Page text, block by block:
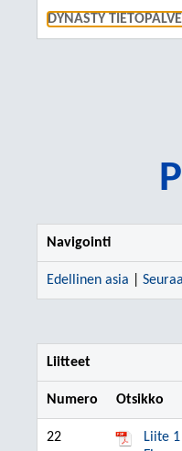
DYNASTY
Navigointi
Edellinen asia
Liitteet
Numero Otsikko
22
Liite 1